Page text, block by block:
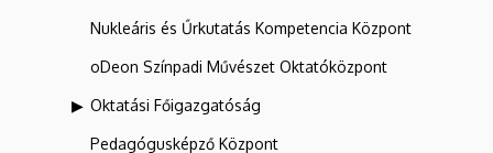
Nukleáris és Űrkutatás Kompetencia Központ
oDeon Színpadi Művészet Oktatóközpont
Oktatási Főigazgatóság
Pedagógusképző Központ